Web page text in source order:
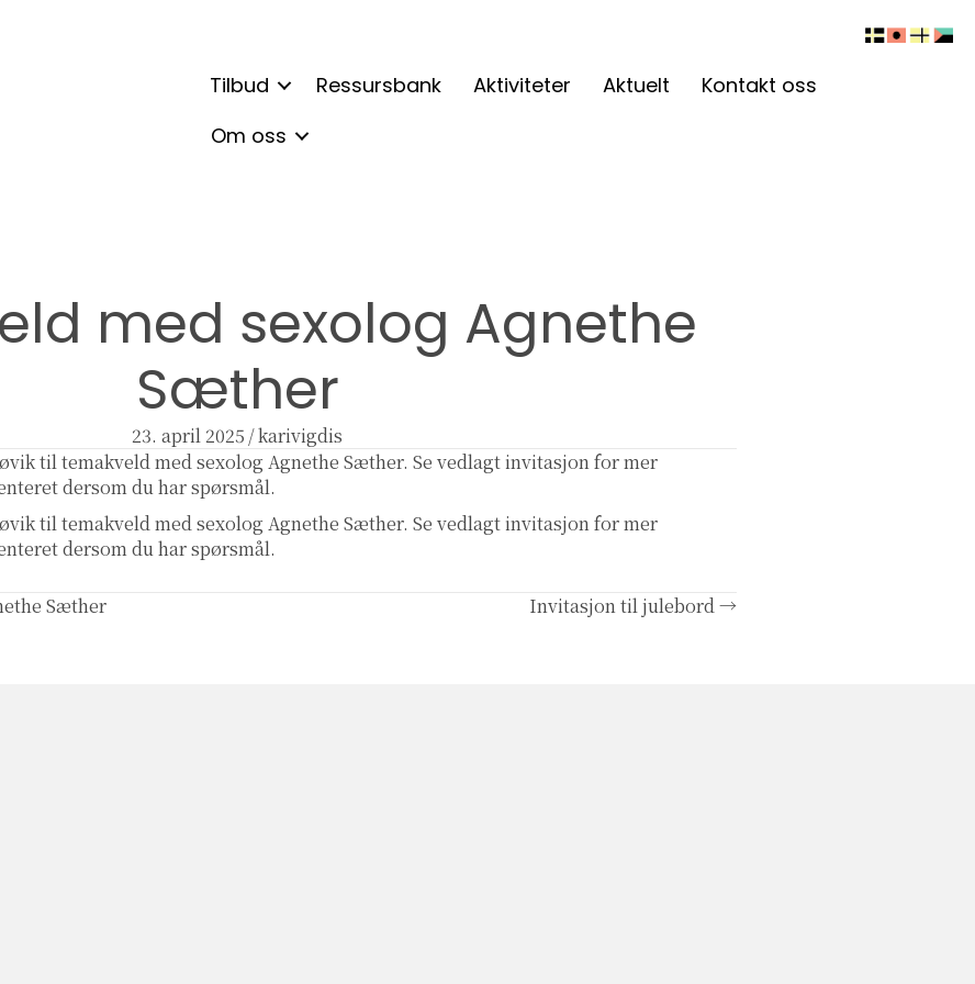
Tilbud Ressursbank Aktiviteter Aktuelt
Kontakt oss
Om oss
med sexolog Agnethe
Sæther
23. april 2025 /karivigdis
til temakveld med sexolog Agnethe Sæther. Se vedlagt invitasjon for mer
dersom du har spørsmål.
til temakveld med sexolog Agnethe Sæther. Se vedlagt invitasjon for mer
dersom du har spørsmål.
Sæther Invitasjon til julebord →